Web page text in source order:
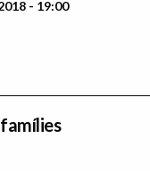
- 19:00